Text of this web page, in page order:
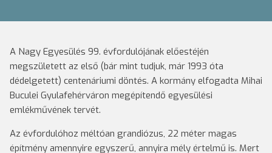
A Nagy Egyesülés 99. évfordulójának előestéjén
megszületett az első (bár mint tudjuk, már 1993 óta
dédelgetett) centenáriumi döntés. A kormány elfogadta Mihai
Buculei Gyulafehérváron megépítendő egyesülési
emlékművének tervét.
Az évfordulóhoz méltóan grandiózus, 22 méter magas
építmény amennyire egyszerű, annyira mély értelmű is. Mert